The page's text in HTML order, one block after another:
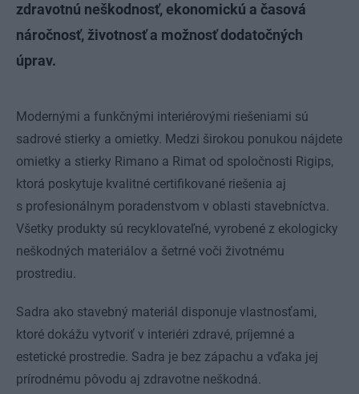
zdravotnú neškodnosť, ekonomickú a časová
náročnosť, životnosť a možnosť dodatočných
úprav.
Modernými a funkčnými interiérovými riešeniami sú
sadrové stierky a omietky. Medzi širokou ponukou nájdete
omietky a stierky Rimano a Rimat od spoločnosti Rigips,
ktorá poskytuje kvalitné certifikované riešenia aj
s profesionálnym poradenstvom v oblasti stavebníctva.
Všetky produkty sú recyklovateľné, vyrobené z ekologicky
neškodných materiálov a šetrné voči životnému
prostrediu.
Sadra ako stavebný materiál disponuje vlastnosťami,
ktoré dokážu vytvoriť v interiéri zdravé, príjemné a
estetické prostredie. Sadra je bez zápachu a vďaka jej
prírodnému pôvodu aj zdravotne neškodná.